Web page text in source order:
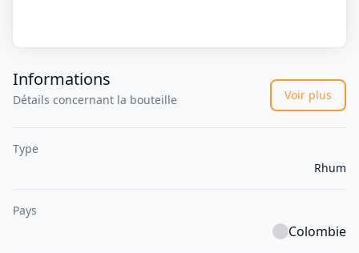
Informations
Détails concernant la bouteille Voir plus
Type
Rhum
Pays
Colombie